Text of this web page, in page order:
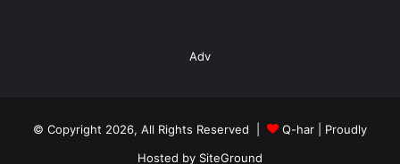
Adv
© Copyright 2026, All Rights Reserved | Q-har | Proudly
Hosted by SiteGround